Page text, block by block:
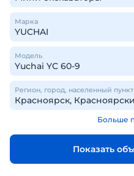
Марка
Модель
Регион, город, населенный пункт
Больше
Показать